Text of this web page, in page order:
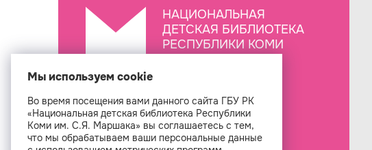
НАЦИОНАЛЬНАЯ
ДЕТСКАЯ БИБЛИОТЕКА
РЕСПУБЛИКИ КОМИ
Создание сайта —
Мы используем cookie
Во время посещения вами данного сайта ГБУ РК
«Национальная детская библиотека Республики
Коми им. С.Я. Маршака» вы соглашаетесь с тем,
что мы обрабатываем ваши персональные данные